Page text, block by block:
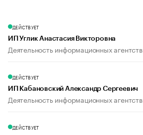
ДЕЙСТВУЕТ
ИП Углик Анастасия Викторовна
Деятельность информационных агентств
ДЕЙСТВУЕТ
ИП Кабановский Александр Сергеевич
Деятельность информационных агентств
ДЕЙСТВУЕТ